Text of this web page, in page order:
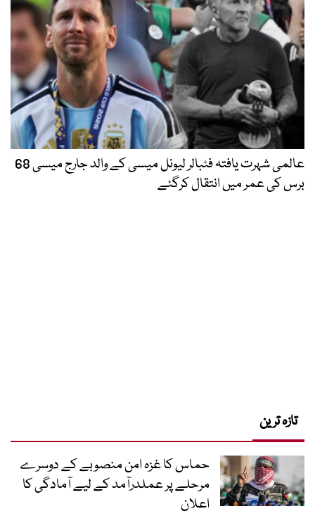
عالمی شہرت یافتہ فٹبالر لیونل میسی کے والد جارج میسی 68
برس کی عمر میں انتقال کرگئے
تازہ ترین
حماس کا غزہ امن منصوبے کے دوسرے
مرحلے پر عملدرآمد کے لیے آمادگی کا
اعلان